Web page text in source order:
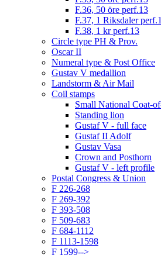
F.36, 50 öre perf.13
F.37, 1 Riksdaler
F.38, 1 kr perf.13
Circle type PH & Prov.
Oscar II
Numeral type & Post Office
Gustav V medallion
Landstorm & Air Mail
Coil stamps
Small National Coat-
Standing lion
Gustaf V - full face
Gustaf II Adolf
Gustav Vasa
Crown and Posthorn
Gustaf V - left profile
Postal Congress & Union
F 226-268
F 269-392
F 393-508
F 509-683
F 684-1112
F 1113-1598
F 1599-->